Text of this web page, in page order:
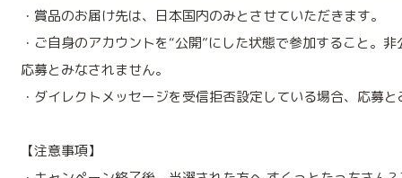
・賞品のお届け先は、日本国内のみとさせていただきます。
・ご自身のアカウントを“公開”にした状態で参加すること。
応募とみなされません。
・ダイレクトメッセージを受信拒否設定している場合、応募
【注意事項】